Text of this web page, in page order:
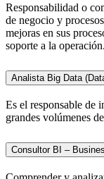
Responsabilidad o
de negocio y
mejoras en sus
soporte a la operación.
Analista Big Data
Es el responsable de
grandes volúmenes
Consultor BI –